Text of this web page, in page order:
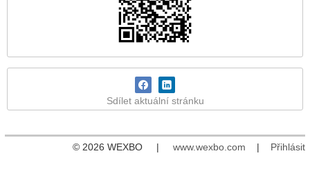
Sdílet aktuální stránku
© 2026 WEXBO | www.wexbo.com | Přihlásit